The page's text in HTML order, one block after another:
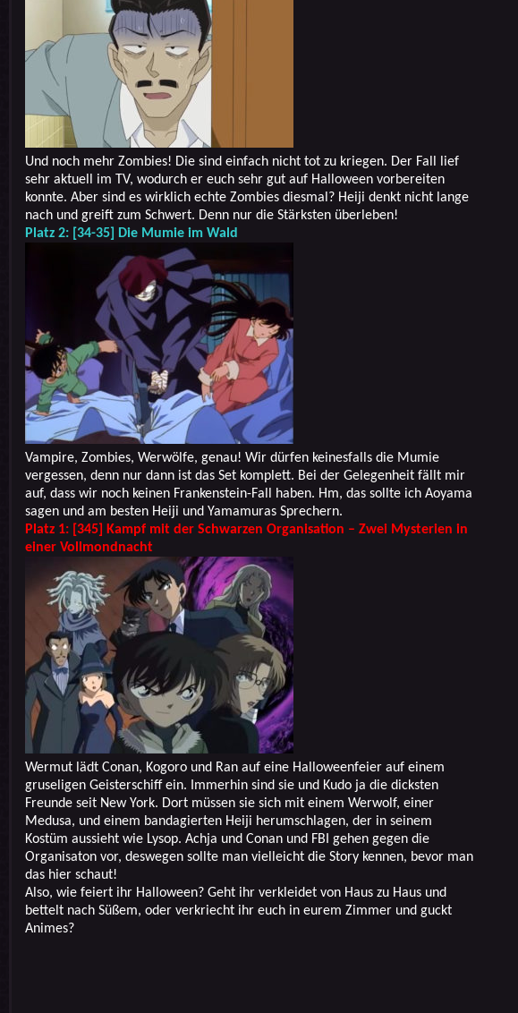
Und noch mehr Zombies! Die sind einfach nicht tot zu kriegen. Der Fall lief
sehr aktuell im TV, wodurch er euch sehr gut auf Halloween vorbereiten
konnte. Aber sind es wirklich echte Zombies diesmal? Heiji denkt nicht lange
nach und greift zum Schwert. Denn nur die Stärksten überleben!
Platz 2: [34-35] Die Mumie im Wald
Vampire, Zombies, Werwölfe, genau! Wir dürfen keinesfalls die Mumie
vergessen, denn nur dann ist das Set komplett. Bei der Gelegenheit fällt mir
auf, dass wir noch keinen Frankenstein-Fall haben. Hm, das sollte ich Aoyama
sagen und am besten Heiji und Yamamuras Sprechern.
Platz 1: [345] Kampf mit der Schwarzen Organisation – Zwei Mysterien in
einer Vollmondnacht
Wermut lädt Conan, Kogoro und Ran auf eine Halloweenfeier auf einem
gruseligen Geisterschiff ein. Immerhin sind sie und Kudo ja die dicksten
Freunde seit New York. Dort müssen sie sich mit einem Werwolf, einer
Medusa, und einem bandagierten Heiji herumschlagen, der in seinem
Kostüm aussieht wie Lysop. Achja und Conan und FBI gehen gegen die
Organisaton vor, deswegen sollte man vielleicht die Story kennen, bevor man
das hier schaut!
Also, wie feiert ihr Halloween? Geht ihr verkleidet von Haus zu Haus und
bettelt nach Süßem, oder verkriecht ihr euch in eurem Zimmer und guckt
Animes?